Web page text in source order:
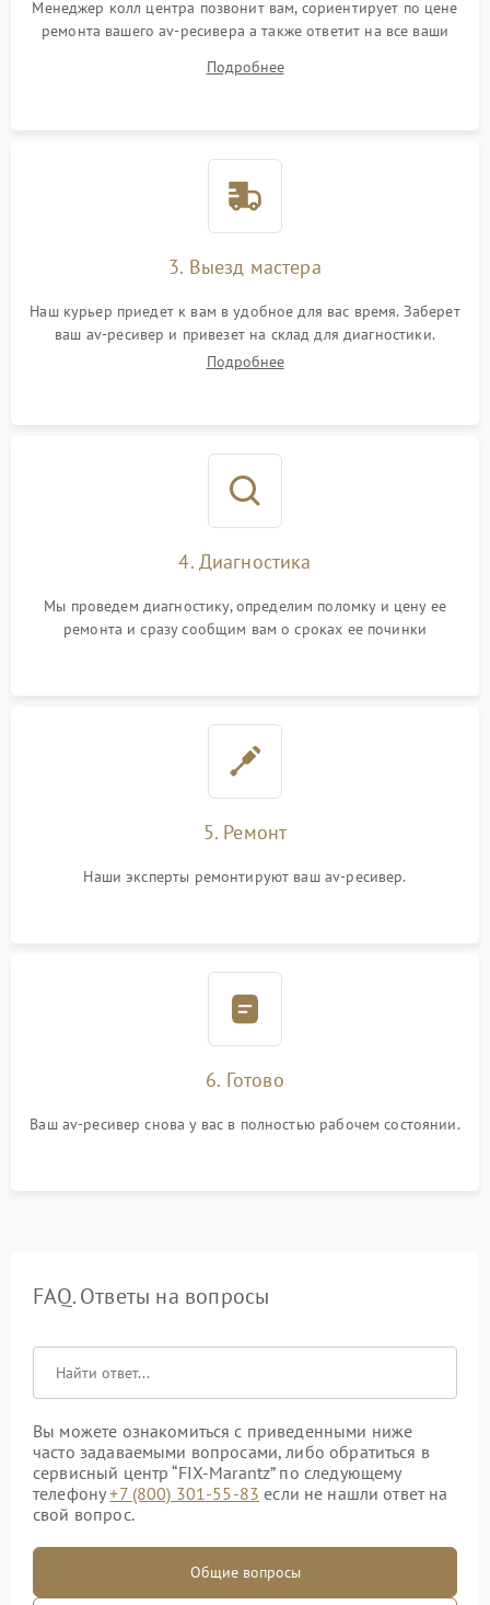
Менеджер колл центра позвонит вам, сориентирует по цене
ремонта вашего av-ресивера а также ответит на все ваши
Подробнее
3. Выезд мастера
Наш курьер приедет к вам в удобное для вас время. Заберет
ваш av-ресивер и привезет на склад для диагностики.
Подробнее
4. Диагностика
Мы проведем диагностику, определим поломку и цену ее
ремонта и сразу сообщим вам о сроках ее починки
5. Ремонт
Наши эксперты ремонтируют ваш av-ресивер.
6. Готово
Ваш av-ресивер снова у вас в полностью рабочем состоянии.
FAQ. Ответы на вопросы
Вы можете ознакомиться с приведенными ниже
часто задаваемыми вопросами, либо обратиться в
сервисный центр “FIX-Marantz” по следующему
телефону+7 (800) 301-55-83 если не нашли ответ на
свой вопрос.
Общие вопросы